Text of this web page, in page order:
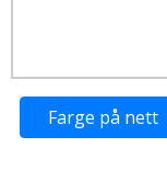
Farge på nett